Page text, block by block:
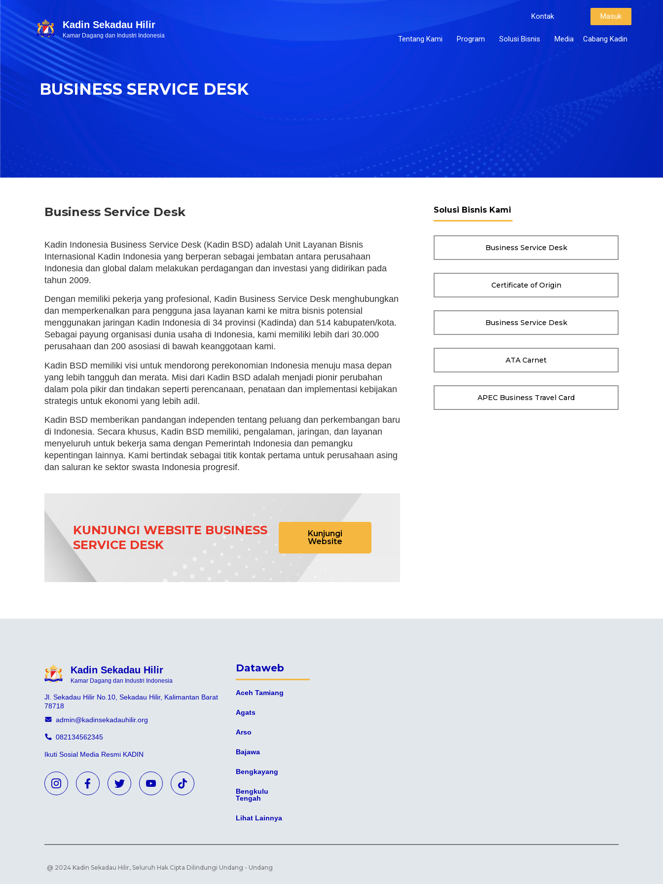
Kadin Sekadau Hilir
Kamar Dagang dan Industri Indonesia
Kontak Masuk
Tentang Kami Program Solusi Bisnis Media Cabang Kadin
BUSINESS SERVICE DESK
Business Service Desk
Kadin Indonesia Business Service Desk (Kadin BSD) adalah Unit Layanan Bisnis
Internasional Kadin Indonesia yang berperan sebagai jembatan antara perusahaan
Indonesia dan global dalam melakukan perdagangan dan investasi yang didirikan pada
tahun 2009.
Dengan memiliki pekerja yang profesional, Kadin Business Service Desk menghubungkan
dan memperkenalkan para pengguna jasa layanan kami ke mitra bisnis potensial
menggunakan jaringan Kadin Indonesia di 34 provinsi (Kadinda) dan 514 kabupaten/kota.
Sebagai payung organisasi dunia usaha di Indonesia, kami memiliki lebih dari 30.000
perusahaan dan 200 asosiasi di bawah keanggotaan kami.
Kadin BSD memiliki visi untuk mendorong perekonomian Indonesia menuju masa depan
yang lebih tangguh dan merata. Misi dari Kadin BSD adalah menjadi pionir perubahan
dalam pola pikir dan tindakan seperti perencanaan, penataan dan implementasi kebijakan
strategis untuk ekonomi yang lebih adil.
Kadin BSD memberikan pandangan independen tentang peluang dan perkembangan baru
di Indonesia. Secara khusus, Kadin BSD memiliki, pengalaman, jaringan, dan layanan
menyeluruh untuk bekerja sama dengan Pemerintah Indonesia dan pemangku
kepentingan lainnya. Kami bertindak sebagai titik kontak pertama untuk perusahaan asing
dan saluran ke sektor swasta Indonesia progresif.
KUNJUNGI WEBSITE BUSINESS
SERVICE DESK
Kunjungi
Website
Solusi Bisnis Kami
Business Service Desk
Certificate of Origin
Business Service Desk
ATA Carnet
APEC Business Travel Card
Kadin Sekadau Hilir
Kamar Dagang dan Industri Indonesia
Jl. Sekadau Hilir No.10, Sekadau Hilir, Kalimantan Barat
78718
admin@kadinsekadauhilir.org
082134562345
Ikuti Sosial Media Resmi KADIN
Dataweb
Aceh Tamiang
Agats
Arso
Bajawa
Bengkayang
Bengkulu
Tengah
Lihat Lainnya
@ 2024 Kadin Sekadau Hilir, Seluruh Hak Cipta Dilindungi Undang - Undang